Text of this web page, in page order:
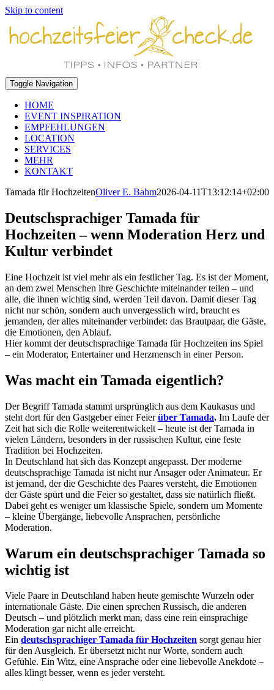
Skip to content
Toggle Navigation
HOME
EVENT INSPIRATION
EMPFEHLUNGEN
LOCATION
SERVICES
MEHR
KONTAKT
Tamada für HochzeitenOliver E. Bahm2026-04-11T13:12:14+02:00
Deutschsprachiger Tamada für
Hochzeiten – wenn Moderation Herz und
Kultur verbindet
Eine Hochzeit ist viel mehr als ein festlicher Tag. Es ist der Moment,
an dem zwei Menschen ihre Geschichte miteinander teilen – und
alle, die ihnen wichtig sind, werden Teil davon. Damit dieser Tag
nicht nur schön, sondern auch unvergesslich wird, braucht es
jemanden, der alles miteinander verbindet: das Brautpaar, die Gäste,
die Emotionen, den Ablauf.
Hier kommt der deutschsprachige Tamada für Hochzeiten ins Spiel
– ein Moderator, Entertainer und Herzmensch in einer Person.
Was macht ein Tamada eigentlich?
Der Begriff Tamada stammt ursprünglich aus dem Kaukasus und
steht dort für den Gastgeber einer Feierüber Tamada. Im Laufe der
Zeit hat sich die Rolle weiterentwickelt – heute ist der Tamada in
vielen Ländern, besonders in der russischen Kultur, eine feste
Tradition bei Hochzeiten.
In Deutschland hat sich das Konzept angepasst. Der moderne
deutschsprachige Tamada ist nicht nur Ansager oder Animateur. Er
ist jemand, der die Geschichte des Paares versteht, die Emotionen
der Gäste spürt und die Feier so gestaltet, dass sie natürlich fließt.
Dabei geht es weniger um klassische Spiele, sondern um Momente
– kleine Übergänge, liebevolle Ansprachen, persönliche
Moderation.
Warum ein deutschsprachiger Tamada so
wichtig ist
Viele Paare in Deutschland haben heute gemischte Wurzeln oder
internationale Gäste. Die einen sprechen Russisch, die anderen
Deutsch – und plötzlich merkt man, dass eine rein einsprachige
Moderation gar nicht alle erreicht.
Ein deutschsprachiger Tamada für Hochzeiten sorgt genau hier
für den Ausgleich. Er übersetzt nicht nur Worte, sondern auch
Gefühle. Ein Witz, eine Ansprache oder eine liebevolle Anekdote –
alles klingt besser, wenn es jeder versteht.